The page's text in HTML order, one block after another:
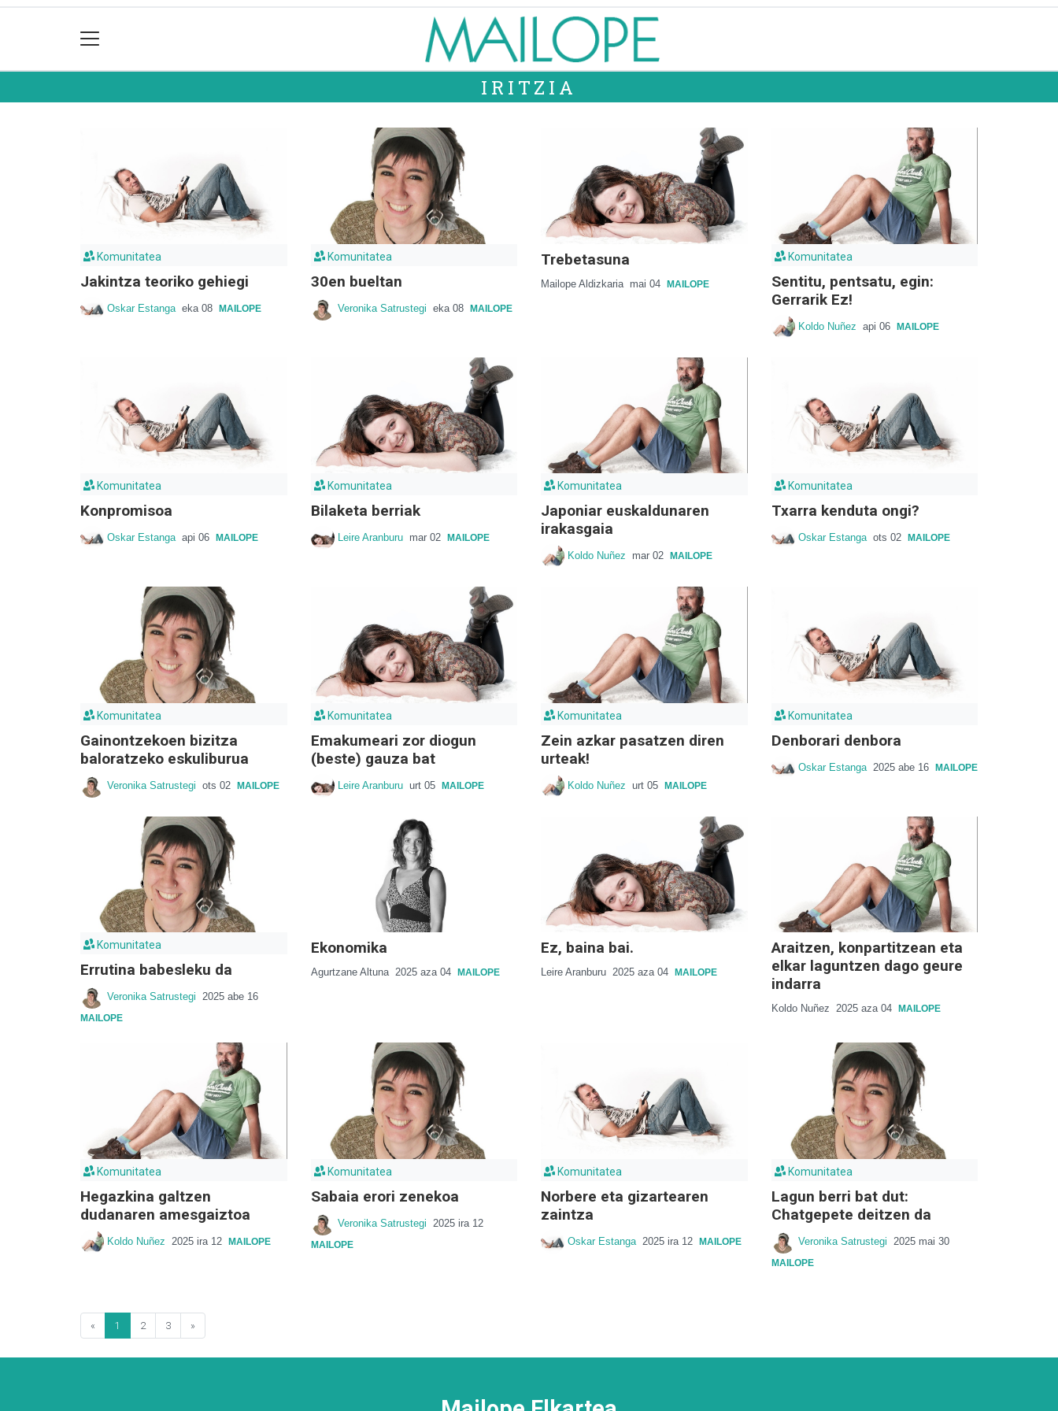
IRITZIA
Komunitatea
Jakintza teoriko gehiegi
Oskar Estanga eka 08 MAILOPE
Komunitatea
30en bueltan
Veronika Satrustegi eka 08 MAILOPE
Trebetasuna
Mailope Aldizkaria mai 04 MAILOPE
Komunitatea
Sentitu, pentsatu, egin:
Gerrarik Ez!
Koldo Nuñez api 06 MAILOPE
Komunitatea
Konpromisoa
Oskar Estanga api 06 MAILOPE
Komunitatea
Bilaketa berriak
Leire Aranburu mar 02 MAILOPE
Komunitatea
Japoniar euskaldunaren
irakasgaia
Koldo Nuñez mar 02 MAILOPE
Komunitatea
Txarra kenduta ongi?
Oskar Estanga ots 02 MAILOPE
Komunitatea
Gainontzekoen bizitza
baloratzeko eskuliburua
Veronika Satrustegi ots 02 MAILOPE
Komunitatea
Emakumeari zor diogun
(beste) gauza bat
Leire Aranburu urt 05 MAILOPE
Komunitatea
Zein azkar pasatzen diren
urteak!
Koldo Nuñez urt 05 MAILOPE
Komunitatea
Denborari denbora
Oskar Estanga 2025 abe 16 MAILOPE
Komunitatea
Errutina babesleku da
Veronika Satrustegi 2025 abe 16
MAILOPE
Ekonomika
Agurtzane Altuna 2025 aza 04 MAILOPE
Ez, baina bai.
Leire Aranburu 2025 aza 04 MAILOPE
Araitzen, konpartitzean eta
elkar laguntzen dago geure
indarra
Koldo Nuñez 2025 aza 04 MAILOPE
Komunitatea
Hegazkina galtzen
dudanaren amesgaiztoa
Koldo Nuñez 2025 ira 12 MAILOPE
Komunitatea
Sabaia erori zenekoa
Veronika Satrustegi 2025 ira 12
MAILOPE
Komunitatea
Norbere eta gizartearen
zaintza
Oskar Estanga 2025 ira 12 MAILOPE
Komunitatea
Lagun berri bat dut:
Chatgepete deitzen da
Veronika Satrustegi 2025 mai 30
MAILOPE
« 1 2 3 »